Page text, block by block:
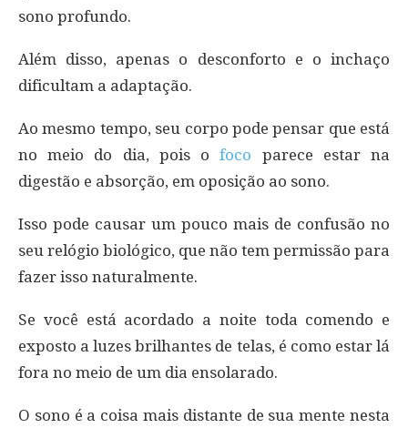
sono profundo.
Além disso, apenas o desconforto e o inchaço
dificultam a adaptação.
Ao mesmo tempo, seu corpo pode pensar que está
no meio do dia, pois ofoco parece estar na
digestão e absorção, em oposição ao sono.
Isso pode causar um pouco mais de confusão no
seu relógio biológico, que não tem permissão para
fazer isso naturalmente.
Se você está acordado a noite toda comendo e
exposto a luzes brilhantes de telas, é como estar lá
fora no meio de um dia ensolarado.
O sono é a coisa mais distante de sua mente nesta